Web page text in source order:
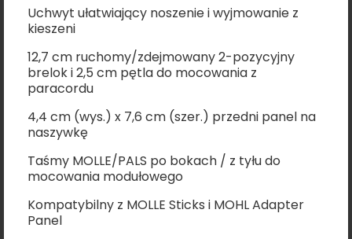
Uchwyt ułatwiający noszenie i wyjmowanie z
kieszeni
12,7 cm ruchomy/zdejmowany 2-pozycyjny
brelok i 2,5 cm pętla do mocowania z
paracordu
4,4 cm (wys.) x 7,6 cm (szer.) przedni panel na
naszywkę
Taśmy MOLLE/PALS po bokach / z tyłu do
mocowania modułowego
Kompatybilny z MOLLE Sticks i MOHL Adapter
Panel